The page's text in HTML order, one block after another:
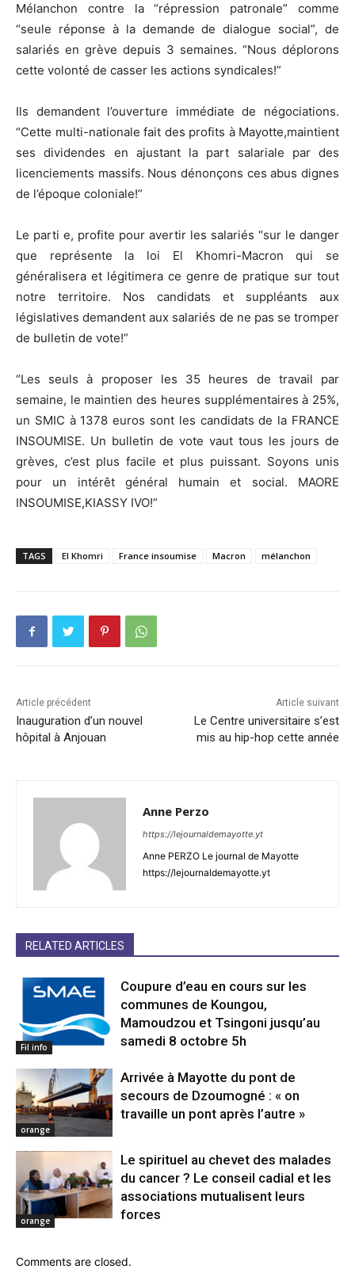
Mélanchon contre la “répression patronale” comme
“seule réponse à la demande de dialogue social”, de
salariés en grève depuis 3 semaines. “Nous déplorons
cette volonté de casser les actions syndicales!”
Ils demandent l’ouverture immédiate de négociations.
“Cette multi-nationale fait des profits à Mayotte,maintient
ses dividendes en ajustant la part salariale par des
licenciements massifs. Nous dénonçons ces abus dignes
de l’époque coloniale!”
Le parti e, profite pour avertir les salariés “sur le danger
que représente la loi El Khomri-Macron qui se
généralisera et légitimera ce genre de pratique sur tout
notre territoire. Nos candidats et suppléants aux
législatives demandent aux salariés de ne pas se tromper
de bulletin de vote!”
“Les seuls à proposer les 35 heures de travail par
semaine, le maintien des heures supplémentaires à 25%,
un SMIC à 1378 euros sont les candidats de la FRANCE
INSOUMISE. Un bulletin de vote vaut tous les jours de
grèves, c’est plus facile et plus puissant. Soyons unis
pour un intérêt général humain et social. MAORE
INSOUMISE,KIASSY IVO!”
TAGS El Khomri France insoumise Macron mélanchon
Article précédent
Inauguration d’un nouvel
hôpital à Anjouan
Article suivant
Le Centre universitaire s’est
mis au hip-hop cette année
Anne Perzo
https://lejournaldemayotte.yt
Anne PERZO Le journal de Mayotte
https://lejournaldemayotte.yt
RELATED ARTICLES
Fil info
Coupure d’eau en cours sur les
communes de Koungou,
Mamoudzou et Tsingoni jusqu’au
samedi 8 octobre 5h
orange
Arrivée à Mayotte du pont de
secours de Dzoumogné : « on
travaille un pont après l’autre »
orange
Le spirituel au chevet des malades
du cancer ? Le conseil cadial et les
associations mutualisent leurs
forces
Comments are closed.